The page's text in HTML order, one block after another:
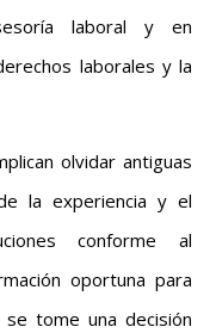
laboral y en
laborales y la
olvidar antiguas
la experiencia y el
conforme al
oportuna para
tome una decisión